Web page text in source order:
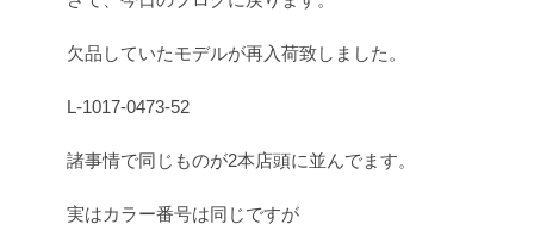
欠品していたモデルが再入荷致しました。
L-1017-0473-52
諸事情で同じものが2本店頭に並んでます。
実はカラー番号は同じですが